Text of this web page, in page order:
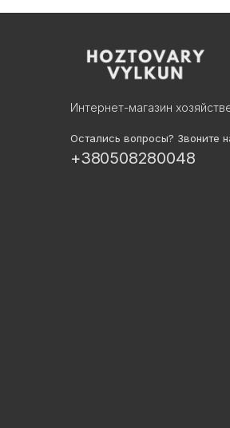
Интернет-магазин
Остались вопросы? Звоните
+380508280048